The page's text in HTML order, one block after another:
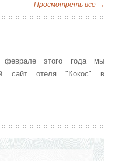
Просмотреть все →
этого года мы
сайт отеля "Кокос" в